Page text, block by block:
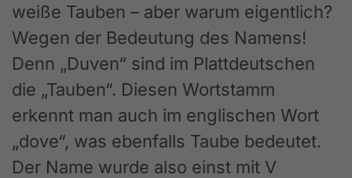
weiße Tauben – aber warum eigentlich?
Wegen der Bedeutung des Namens!
Denn „Duven“ sind im Plattdeutschen
die „Tauben“. Diesen Wortstamm
erkennt man auch im englischen Wort
„dove“, was ebenfalls Taube bedeutet.
Der Name wurde also einst mit V